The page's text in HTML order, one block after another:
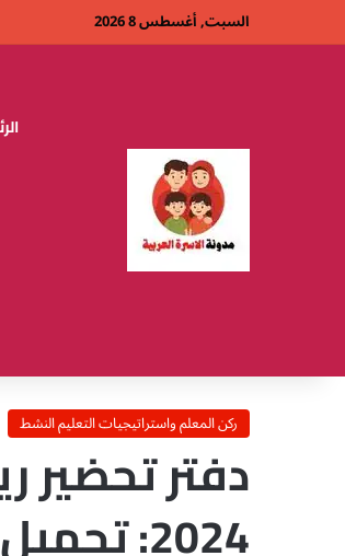
السبت, أغسطس 8 2026
ركن المعلم واستراتيجيات التعليم النشط
دفتر تحضير